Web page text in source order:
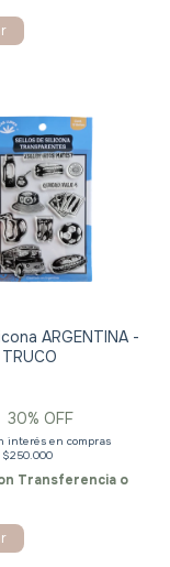
ARGENTINA -
30% OFF
interés
Transferencia o